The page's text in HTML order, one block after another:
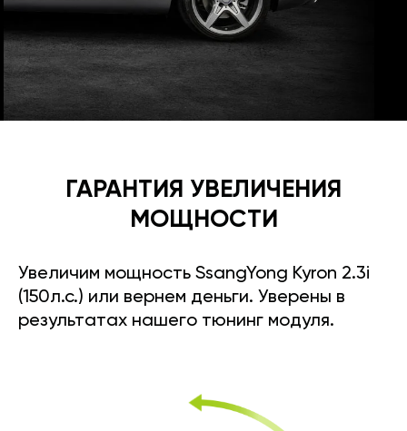
ГАРАНТИЯ УВЕЛИЧЕНИЯ
МОЩНОСТИ
Увеличим мощность SsangYong Kyron 2.3i
(150л.с.) или вернем деньги. Уверены в
результатах нашего тюнинг модуля.